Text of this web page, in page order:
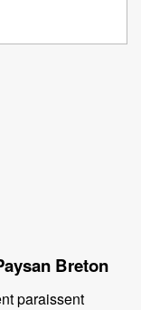
Breton
paraissent